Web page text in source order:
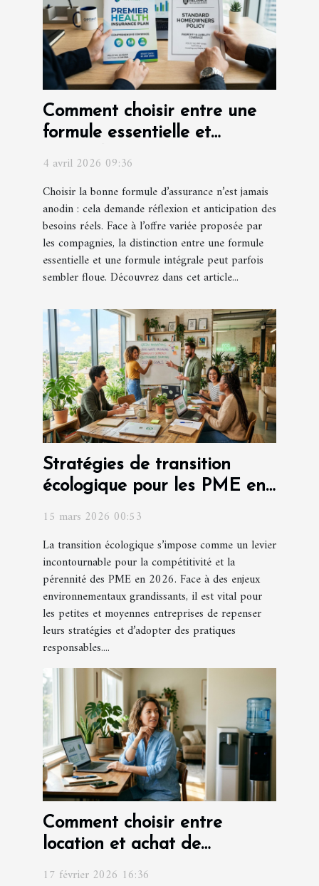
Comment choisir entre une
formule essentielle et
intégrale pour votre
4 avril 2026 09:36
Choisir la bonne formule d’assurance n’est jamais
anodin : cela demande réflexion et anticipation des
besoins réels. Face à l’offre variée proposée par
les compagnies, la distinction entre une formule
essentielle et une formule intégrale peut parfois
sembler floue. Découvrez dans cet article...
Stratégies de transition
écologique pour les PME en
15 mars 2026 00:53
La transition écologique s’impose comme un levier
incontournable pour la compétitivité et la
pérennité des PME en 2026. Face à des enjeux
environnementaux grandissants, il est vital pour
les petites et moyennes entreprises de repenser
leurs stratégies et d’adopter des pratiques
responsables....
Comment choisir entre
location et achat de
fontaines à eau ?
17 février 2026 16:36